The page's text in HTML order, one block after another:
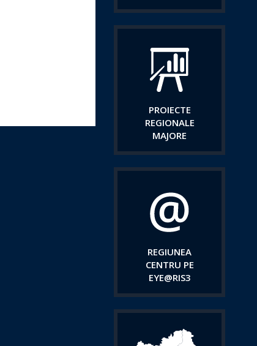
PROIECTE
REGIONALE
MAJORE
REGIUNEA
CENTRU PE
EYE@RIS3